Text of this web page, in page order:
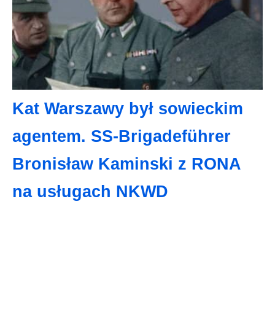
Kat Warszawy był sowieckim
agentem. SS-Brigadeführer
Bronisław Kaminski z RONA
na usługach NKWD